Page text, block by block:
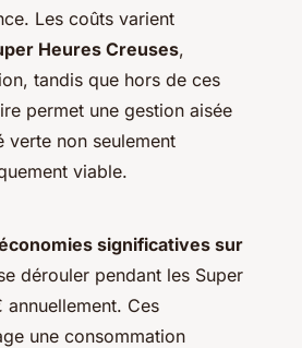
Les coûts varient
Heures Creuses,
tandis que hors de ces
permet une gestion aisée
non seulement
viable.
significatives sur
dérouler pendant les Super
Ces
une consommation